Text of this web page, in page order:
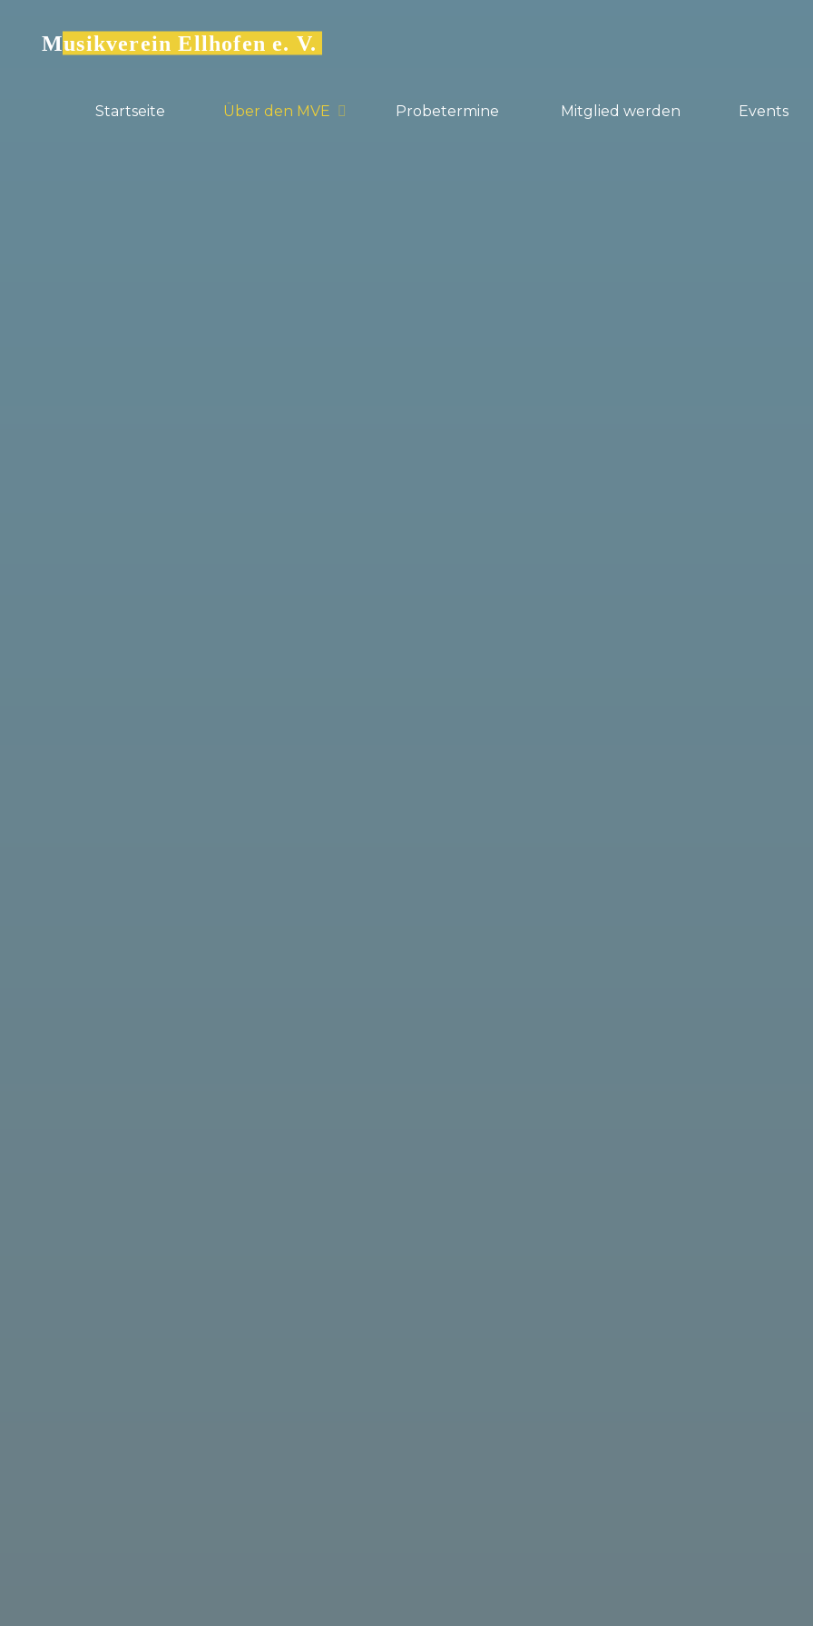
InhaltMusikverein Ellhofen e. V.
Startseite Über den MVE ​Probetermine Mitglied werden Events